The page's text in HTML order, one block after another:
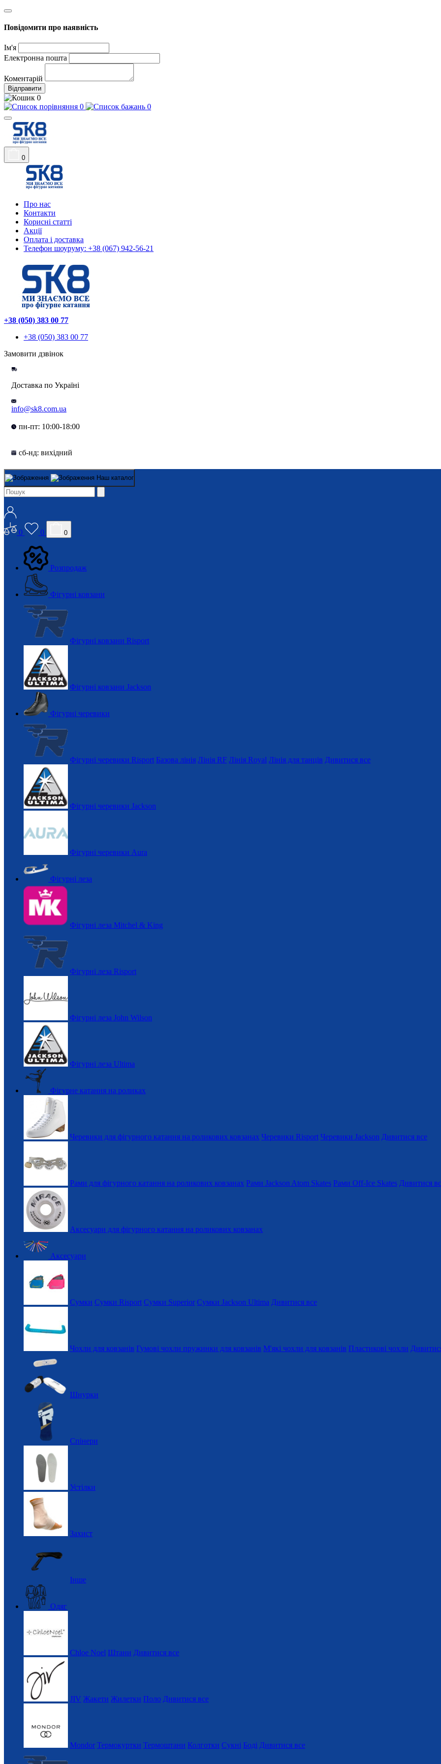
Повідомити про наявність
Ім'я
Електронна пошта
Коментарій
Відправити
0
0
0
0
Про нас
Контакти
Корисні статті
Акції
Оплата і доставка
Телефон шоуруму: +38 (067) 942-56-21
+38 (050) 383 00 77
+38 (050) 383 00 77
Замовити дзвінок
Доставка по Україні
info@sk8.com.ua
пн-пт: 10:00-18:00
сб-нд: вихідний
Наш каталог
0 0 0
Розпродаж
Фігурні ковзани
Фігурні ковзани Risport
Фігурні ковзани Jackson
Фігурні черевики
Фігурні черевики Risport Базова лінія Лінія RF Лінія Royal Лінія для танців Дивитися все
Фігурні черевики Jackson
Фігурні черевики Aura
Фігурні леза
Фігурні леза Mitchel & King
Фігурні леза Risport
Фігурні леза John Wilson
Фігурні леза Ultima
Фігурне катання на роликах
Черевики для фігурного катання на роликових ковзанах Черевики Risport Черевики Jackson Дивитися все
Рами для фігурного катання на роликових ковзанах Рами Jackson Atom Skates Рами Off-Ice Skates Дивитися
Аксесуари для фігурного катання на роликових ковзанах
Аксесуари
Сумки Сумки Risport Сумки Superior Сумки Jackson Ultima Дивитися все
Чохли для ковзанів Гумові чохли пружинки для ковзанів М'які чохли для ковзанів Пластикові чохли
Шнурки
Спінери
Устілки
Захист
Інше
Одяг
Chloe Noel Штани Дивитися все
JIV Жакети Жилетки Поло Дивитися все
Mondor Термокуртки Термоштани Колготки Сукні Боді Дивитися все